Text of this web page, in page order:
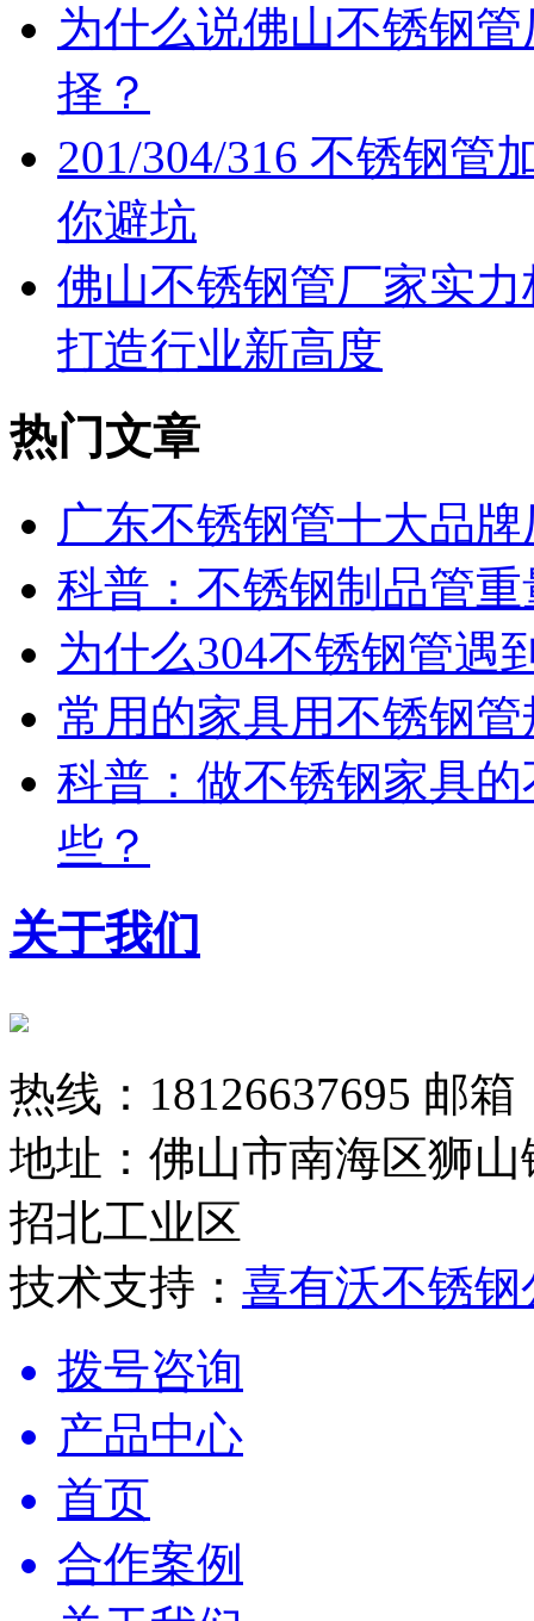
为什么说佛山不锈钢
择？
201/304/316 不锈钢管
你避坑
佛山不锈钢管厂家实
打造行业新高度
热门文章
广东不锈钢管十大品
科普：不锈钢制品管
为什么304不锈钢管遇
常用的家具用不锈钢
科普：做不锈钢家具
些？
关于我们
热线：18126637695 邮箱
地址：佛山市南海区狮
招北工业区
技术支持： 喜有沃不锈钢
拨号咨询
产品中心
首页
合作案例